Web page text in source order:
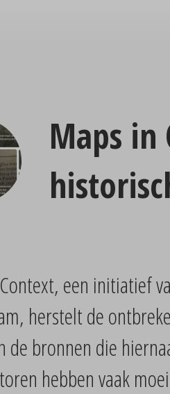
Maps in
een initiatief
herstelt de
de bronnen die
hebben vaak